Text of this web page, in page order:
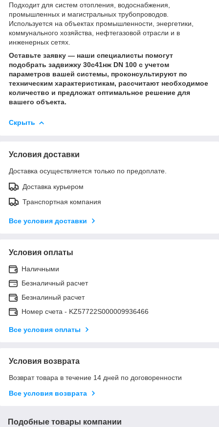
Подходит для систем отопления, водоснабжения,
промышленных и магистральных трубопроводов.
Используется на объектах промышленности, энергетики,
коммунального хозяйства, нефтегазовой отрасли и в
инженерных сетях.
Оставьте заявку — наши специалисты помогут
подобрать задвижку 30с41нж DN 100 с учетом
параметров вашей системы, проконсультируют по
техническим характеристикам, рассчитают необходимое
количество и предложат оптимальное решение для
вашего объекта.
Скрыть
Условия доставки
Доставка осуществляется только по предоплате.
Доставка курьером
Транспортная компания
Все условия доставки
Условия оплаты
Наличными
Безналичный расчет
Безналиный расчет
Номер счета - KZ57722S000009936466
Все условия оплаты
Условия возврата
Возврат товара в течение 14 дней по договоренности
Все условия возврата
Подобные товары компании